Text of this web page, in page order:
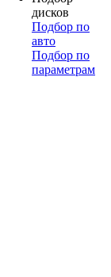
дисков
Подбор по
авто
Подбор по
параметрам